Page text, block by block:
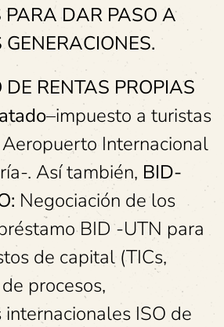
PARA DAR PASO A
DE RENTAS PROPIAS
–impuesto a turistas
Internacional
. Así también, BID-
Negociación de los
BID -UTN para
de capital (TICs,
procesos,
ISO de